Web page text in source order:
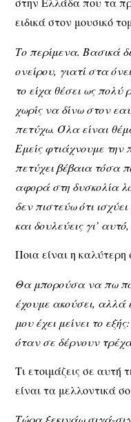
ειδικά στον μουσικό
Το περίμενα. Βασικά
ονείρου, γιατί στα
το είχα θέσει ως πολύ
χωρίς να δίνω στον
πετύχω. Όλα είναι
Εμείς φτιάχνουμε
πετύχει βέβαια τόσα
αφορά στη δυσκολία
δεν πιστεύω ότι
και δουλεύεις γι’
Ποια είναι η
Θα μπορούσα να πω
έχουμε ακούσει, αλλά
μου έχει μείνει το
όταν σε δέρνουν
Τι ετοιμάζεις σε αυτή
είναι τα μελλοντικά
Τώρα ξεκινάω σιγά-